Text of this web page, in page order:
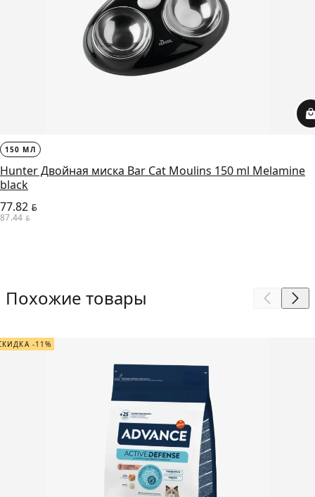
150 МЛ
Hunter Двойная миска Bar Cat Moulins 150 ml Melamine
black
77.82 BYN
87.44 BYN
Похожие товары
-11%